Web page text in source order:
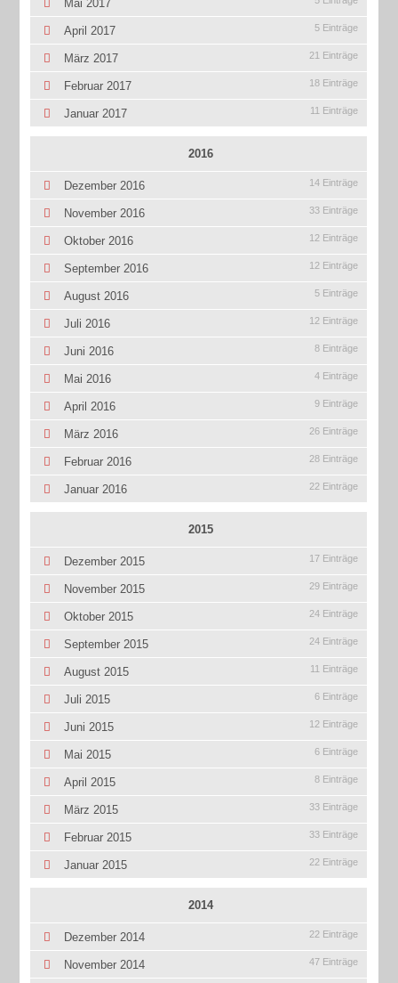
Mai 2017
April 2017 5 Einträge
März 2017 21 Einträge
Februar 2017 18 Einträge
Januar 2017 11 Einträge
2016
Dezember 2016 14 Einträge
November 2016 33 Einträge
Oktober 2016 12 Einträge
September 2016 12 Einträge
August 2016 5 Einträge
Juli 2016 12 Einträge
Juni 2016 8 Einträge
Mai 2016 4 Einträge
April 2016 9 Einträge
März 2016 26 Einträge
Februar 2016 28 Einträge
Januar 2016 22 Einträge
2015
Dezember 2015 17 Einträge
November 2015 29 Einträge
Oktober 2015 24 Einträge
September 2015 24 Einträge
August 2015 11 Einträge
Juli 2015 6 Einträge
Juni 2015 12 Einträge
Mai 2015 6 Einträge
April 2015 8 Einträge
März 2015 33 Einträge
Februar 2015 33 Einträge
Januar 2015 22 Einträge
2014
Dezember 2014 22 Einträge
November 2014 47 Einträge